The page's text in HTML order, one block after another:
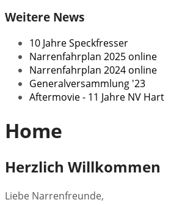
Weitere News
10 Jahre Speckfresser
Narrenfahrplan 2025 online
Narrenfahrplan 2024 online
Generalversammlung '23
Aftermovie - 11 Jahre NV Hart
Home
Herzlich Willkommen
Liebe Narrenfreunde,